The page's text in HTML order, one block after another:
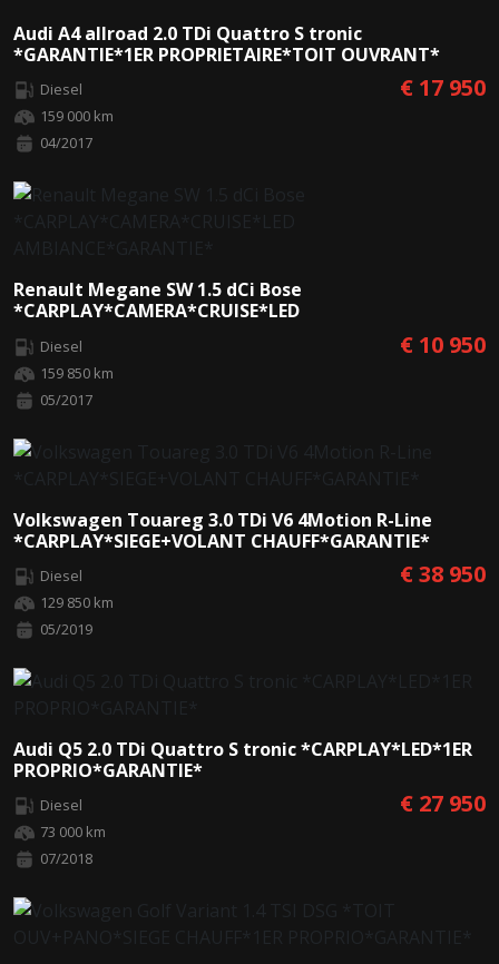
Audi A4 allroad 2.0 TDi Quattro S tronic
*GARANTIE*1ER PROPRIETAIRE*TOIT OUVRANT*
Diesel
159 000 km
04/2017
€ 17 950
Renault Megane SW 1.5 dCi Bose
*CARPLAY*CAMERA*CRUISE*LED
Diesel
159 850 km
05/2017
€ 10 950
Volkswagen Touareg 3.0 TDi V6 4Motion R-Line
*CARPLAY*SIEGE+VOLANT CHAUFF*GARANTIE*
Diesel
129 850 km
05/2019
€ 38 950
Audi Q5 2.0 TDi Quattro S tronic *CARPLAY*LED*1ER
PROPRIO*GARANTIE*
Diesel
73 000 km
07/2018
€ 27 950